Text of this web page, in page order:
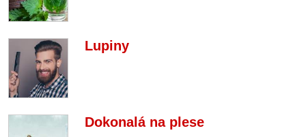
Lupiny
Dokonalá na plese